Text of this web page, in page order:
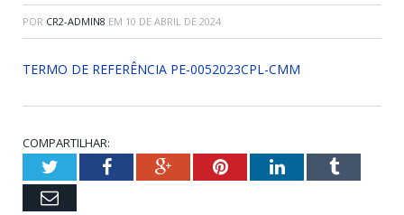
POR CR2-ADMIN8 EM 10 DE ABRIL DE 2024
TERMO DE REFERÊNCIA PE-0052023CPL-CMM
COMPARTILHAR:
TwitterFacebookGoogle+PinterestLinkedInTumblr
Email